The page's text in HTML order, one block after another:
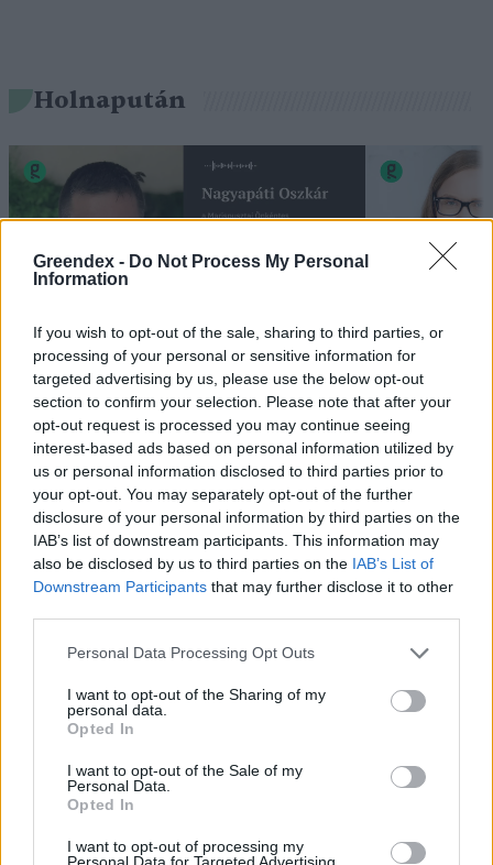
Greendex - Do Not Process My Personal
Information
If you wish to opt-out of the sale, sharing to third parties, or
processing of your personal or sensitive information for
targeted advertising by us, please use the below opt-out
section to confirm your selection. Please note that after your
opt-out request is processed you may continue seeing
interest-based ads based on personal information utilized by
us or personal information disclosed to third parties prior to
your opt-out. You may separately opt-out of the further
disclosure of your personal information by third parties on the
IAB’s list of downstream participants. This information may
also be disclosed by us to third parties on the IAB’s List of
Downstream Participants that may further disclose it to other
Personal Data Processing Opt Outs
I want to opt-out of the Sharing of my
personal data.
Opted In
I want to opt-out of the Sale of my
Personal Data.
Opted In
I want to opt-out of processing my
Personal Data for Targeted Advertising.
Holnapután
„Mindegy már, hogy milyen
víz, csak víz legyen” |
Holnapután
Greendex 55:58
A
az ember
Greendex
Nem csak növényrajongóknak!
– 8 arborétum, amelyet
érdemes meglátogatni
ÉLŐ BOLYGÓNK